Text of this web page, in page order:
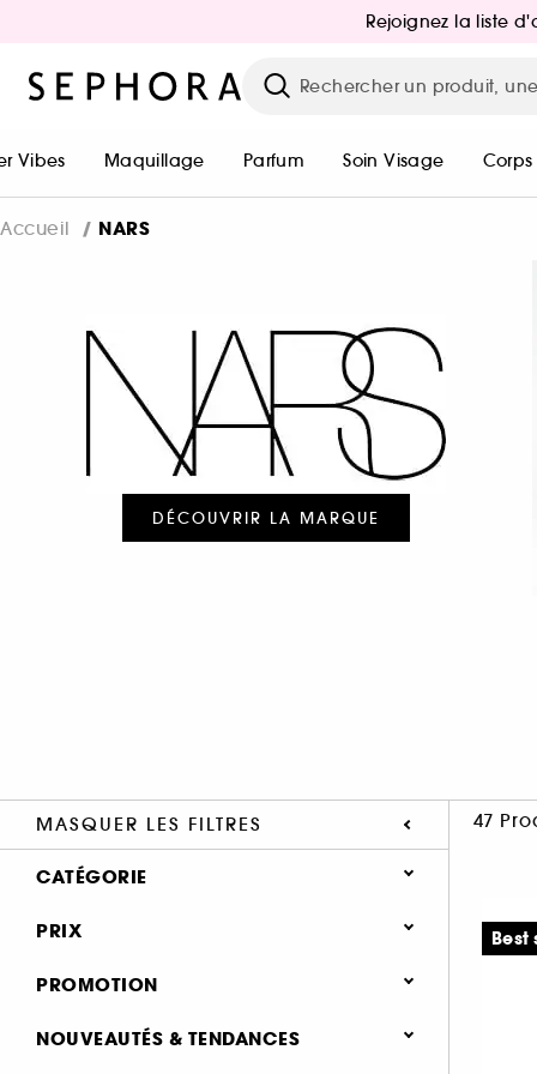
Rejoignez la liste
Vibes Maquillage Parfum Soin Visage Corps
Accueil NARS
DÉCOUVRIR LA MARQUE
MASQUER LES FILTRES 47
CATÉGORIE
Bons plans & Cadeaux (8)
PRIX
PROMOTION
0 (47)
NOUVEAUTÉS & TENDANCES
Best